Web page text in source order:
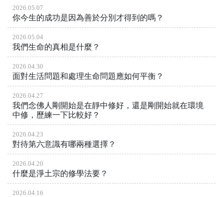
2026.05.07
你今生的成功是因為善於分別才得到的嗎？
2026.05.04
我們生命的真相是什麼？
2026.04.30
面對生活問題和處理生命問題應如何平衡？
2026.04.27
我們念佛人剛開始是在靜中修好，還是剛開始就在環境
中修，歷練一下比較好？
2026.04.23
對待第六意識有哪兩種選擇？
2026.04.20
什麼是淨土宗的修學法要？
2026.04.16